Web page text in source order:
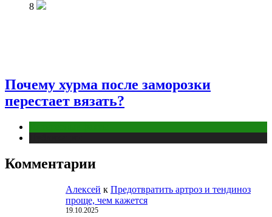
8
Почему хурма после заморозки
перестает вязать?
Комментарии
Алексей к Предотвратить артроз и тендиноз
проще, чем кажется
19.10.2025